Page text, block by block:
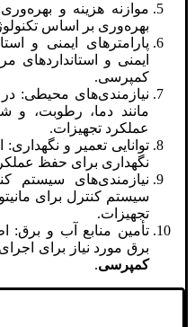
موازنه هزینه و
بهره‌وری بر اساس
پارامترهای ایمنی و
ایمنی و استانداردهای
کمپرسی.
نیازمندی‌های محیطی:
مانند دما، رطوبت، و
عملکرد تجهیزات.
توانایی تعمیر و نگهداری:
نگهداری برای حفظ
نیازمندی‌های سیستم
سیستم کنترل برای
تجهیزات.
تأمین منابع آب و برق:
برق مورد نیاز برای
کمپرسی.